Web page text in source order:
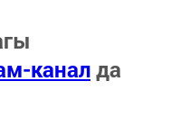
каналда